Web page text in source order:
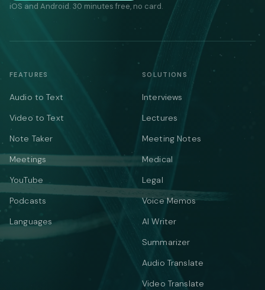
iOS and Android. 30 minutes free, no card.
FEATURES
Audio to Text
Video to Text
Note Taker
Meetings
YouTube
Podcasts
Languages
SOLUTIONS
Interviews
Lectures
Meeting Notes
Medical
Legal
Voice Memos
AI Writer
Summarizer
Audio Translate
Video Translate